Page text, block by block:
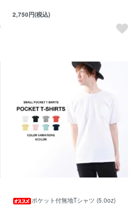
2,750円(税込)
ポケット付無地Tシャツ (5.0oz)